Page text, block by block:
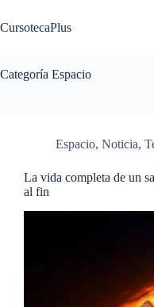
al
contenido
CursotecaPlus
Categoría Espacio
Espacio, Noticia,
La vida completa de un
al fin